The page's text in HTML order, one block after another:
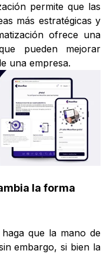
permite que las
más estratégicas y
ofrece una
pueden mejorar
una empresa.
la forma
que la mano de
embargo, si bien la